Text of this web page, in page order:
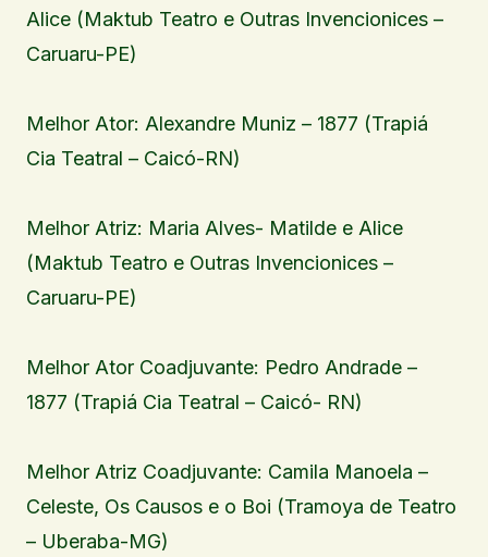
Alice (Maktub Teatro e Outras Invencionices –
Caruaru-PE)
Melhor Ator: Alexandre Muniz – 1877 (Trapiá
Cia Teatral – Caicó-RN)
Melhor Atriz: Maria Alves- Matilde e Alice
(Maktub Teatro e Outras Invencionices –
Caruaru-PE)
Melhor Ator Coadjuvante: Pedro Andrade –
1877 (Trapiá Cia Teatral – Caicó- RN)
Melhor Atriz Coadjuvante: Camila Manoela –
Celeste, Os Causos e o Boi (Tramoya de Teatro
– Uberaba-MG)